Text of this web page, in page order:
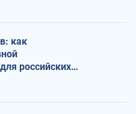
как
российских